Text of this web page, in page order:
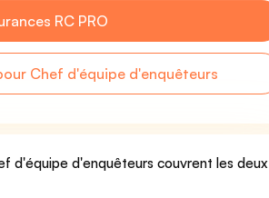
RC PRO
Chef d'équipe d'enquêteurs
d'équipe d'enquêteurs couvrent les deux